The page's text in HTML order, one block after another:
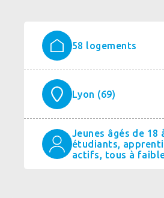
58 logements
Lyon (69)
Jeunes âgés de 18
étudiants,
actifs, tous à